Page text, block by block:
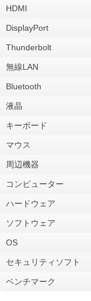
HDMI
DisplayPort
Thunderbolt
無線LAN
Bluetooth
液晶
キーボード
マウス
周辺機器
コンピューター
ハードウェア
ソフトウェア
OS
セキュリティソフト
ベンチマーク